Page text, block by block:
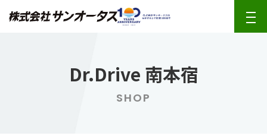
Dr.Drive 南本宿
SHOP